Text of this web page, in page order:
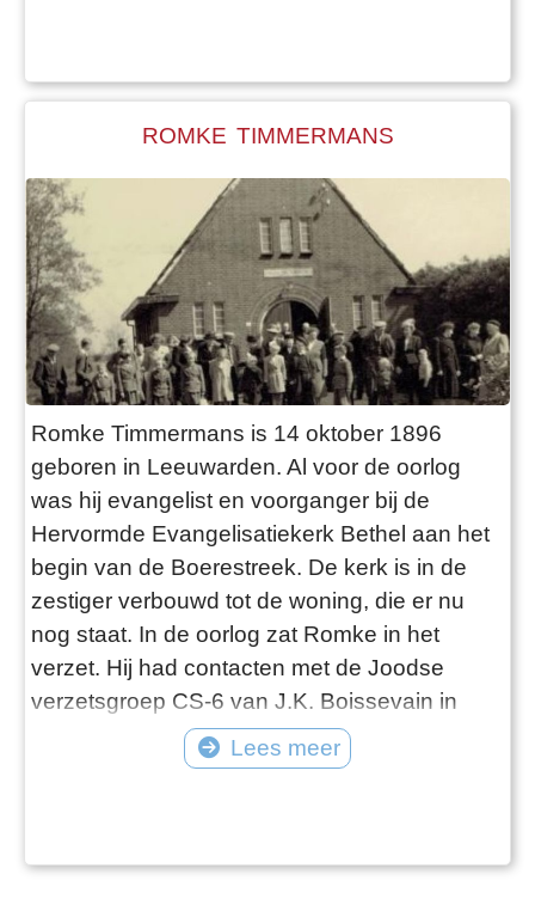
Aanvankelijk ging dit nog
ROMKE TIMMERMANS
Romke Timmermans is 14 oktober 1896
geboren in Leeuwarden. Al voor de oorlog
was hij evangelist en voorganger bij de
Hervormde Evangelisatiekerk Bethel aan het
begin van de Boerestreek. De kerk is in de
zestiger verbouwd tot de woning, die er nu
nog staat. In de oorlog zat Romke in het
verzet. Hij had contacten met de Joodse
verzetsgroep CS-6 van J.K. Boissevain in
Amsterdam. CS-6 zorgde o.a. voor Joodse
onderduik-adressen. Zo nu en dan kreeg
te vinden. Een daarvan was Robbert van
Lees meer